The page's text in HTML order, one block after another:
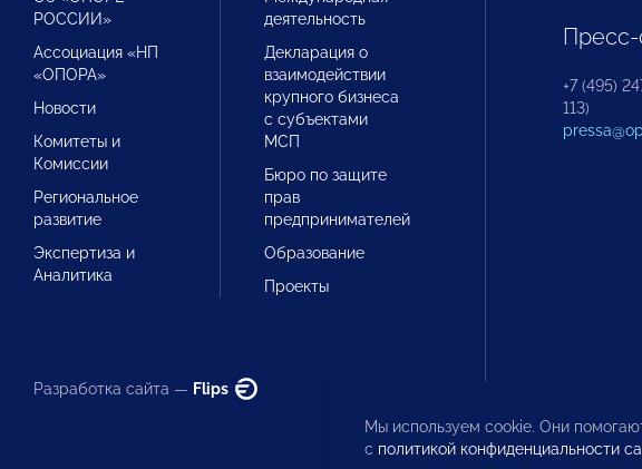
РОССИИ»
Ассоциация «НП
«ОПОРА»
Новости
Комитеты и
Комиссии
Региональное
развитие
Экспертиза и
Аналитика
деятельность
Декларация о
взаимодействии
крупного бизнеса
с субъектами
МСП
Бюро по защите
прав
предпринимателей
Образование
Проекты
Разработка сайта — Flips
+7 (495)
113)
Мы используем cookie. Они
с политикой конфиденциальности